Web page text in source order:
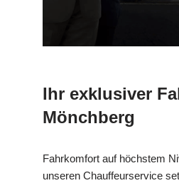
Ihr exklusiver
Mönchberg
Fahrkomfort auf höchstem
unseren Chauffeurservice